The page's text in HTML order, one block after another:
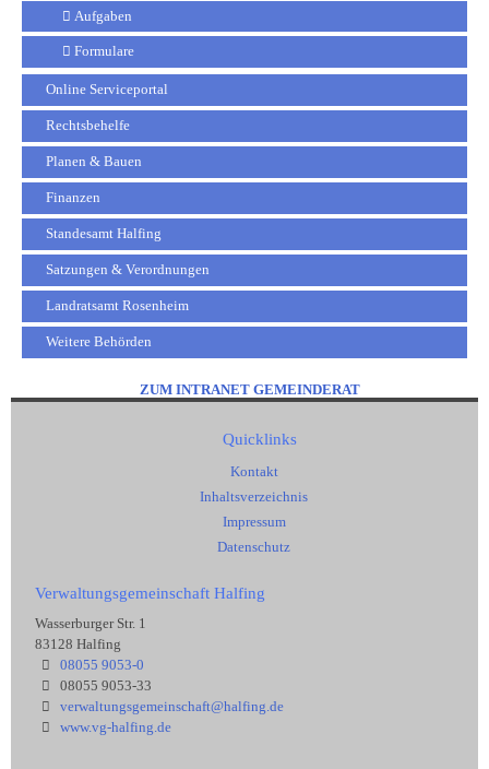
Aufgaben
Formulare
Online Serviceportal
Rechtsbehelfe
Planen & Bauen
Finanzen
Standesamt Halfing
Satzungen & Verordnungen
Landratsamt Rosenheim
Weitere Behörden
ZUM INTRANET GEMEINDERAT
Quicklinks
Kontakt
Inhaltsverzeichnis
Impressum
Datenschutz
Verwaltungsgemeinschaft Halfing
Wasserburger Str. 1
83128 Halfing
08055 9053-0
08055 9053-33
verwaltungsgemeinschaft@halfing.de
www.vg-halfing.de